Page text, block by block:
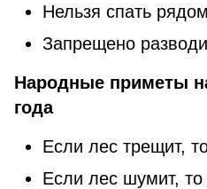
Нельзя спать
Запрещено
Народные приметы
года
Если лес трещит,
Если лес шумит, то